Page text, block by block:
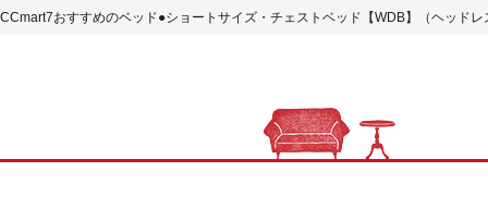
CCmart7おすすめのベッド●ショートサイズ・チェストベッド【WDB】（ヘッドレ